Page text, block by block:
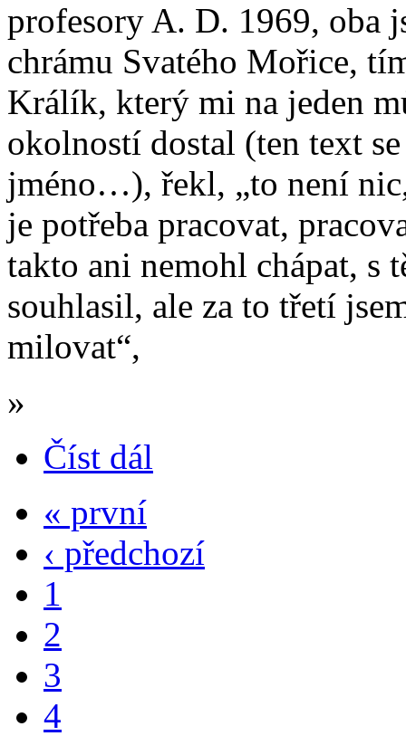
profesory A. D. 1969, oba
chrámu Svatého Mořice,
Králík, který mi na jeden
okolností dostal (ten text
jméno…), řekl, „to není
je potřeba pracovat,
takto ani nemohl chápat, s
souhlasil, ale za to třetí
milovat“,
»
Číst dál
« první
‹ předchozí
1
2
3
4